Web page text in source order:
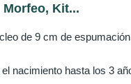
Morfeo, Kit...
de 9 cm de
nacimiento hasta los 3